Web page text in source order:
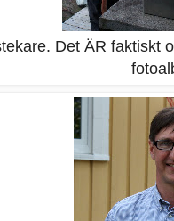
Det ÄR faktiskt